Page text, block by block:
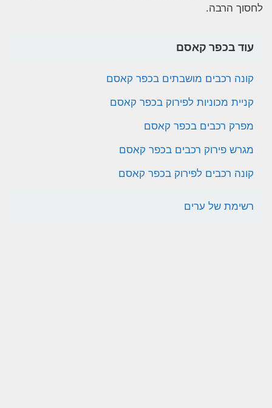
לחסוך הרבה.
עוד בכפר קאסם
קונה רכבים מושבתים בכפר קאסם
קניית מכוניות לפירוק בכפר קאסם
מפרק רכבים בכפר קאסם
מגרש פירוק רכבים בכפר קאסם
קונה רכבים לפירוק בכפר קאסם
רשימת של ערים